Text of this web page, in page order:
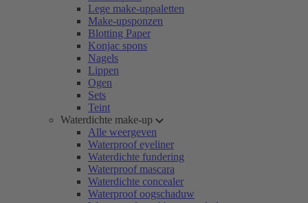
Lege make-uppaletten
Make-upsponzen
Blotting Paper
Konjac spons
Nagels
Lippen
Ogen
Sets
Teint
Waterdichte make-up
Alle weergeven
Waterproof eyeliner
Waterdichte fundering
Waterproof mascara
Waterdichte concealer
Waterproof oogschaduw